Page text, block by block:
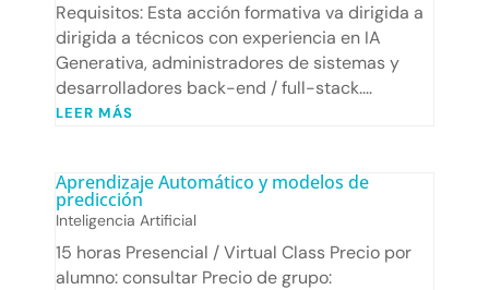
Requisitos: Esta acción formativa va dirigida a
dirigida a técnicos con experiencia en IA
Generativa, administradores de sistemas y
desarrolladores back-end / full-stack....
LEER MÁS
Aprendizaje Automático y modelos de
predicción
Inteligencia Artificial
15 horas Presencial / Virtual Class Precio por
alumno: consultar Precio de grupo: